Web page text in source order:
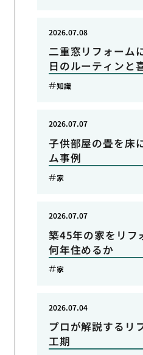
二重窓リフォーム
日のルーティンと
2026.07.08
知識
子供部屋の畳を床
ム事例
2026.07.07
家
築45年の家をリフ
何年住めるか
2026.07.07
家
プロが解説するリ
工期
2026.07.04